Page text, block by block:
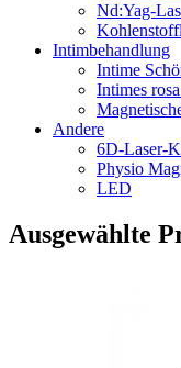
Nd:Yag-
Intimbehandlung
Intime
Intimes
Andere
6D-Laser-
Physio
LED
Ausgewählte